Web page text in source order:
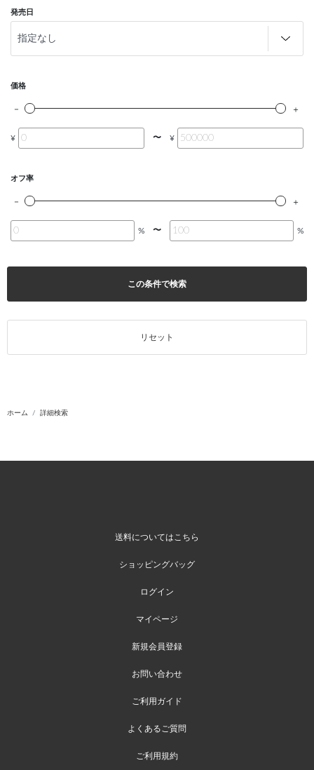
発売日
価格
¥ 〜 ¥
オフ率
% 〜 %
この条件で検索
リセット
ホーム 詳細検索
送料についてはこちら
ショッピングバッグ
ログイン
マイページ
新規会員登録
お問い合わせ
ご利用ガイド
よくあるご質問
ご利用規約